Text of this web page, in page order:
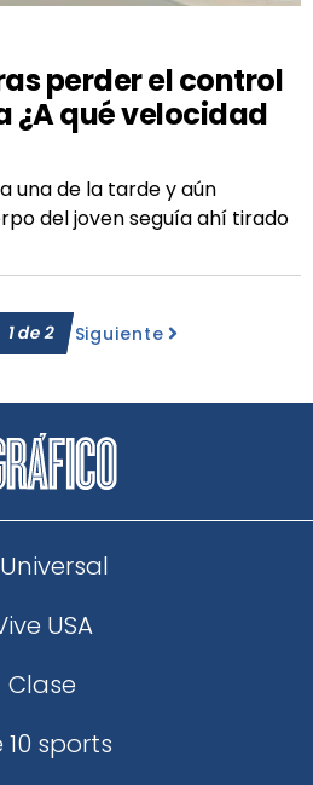
perder el control
¿A qué velocidad
una de la tarde y aún
del joven seguía ahí tirado
1de2 Siguiente
USA
Clase
10 sports